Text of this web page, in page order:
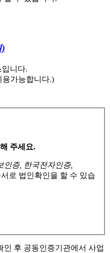
니다.
용가능합니다.)
주세요.
인증, 한국전자인증,
로 법인확인을 할 수 있습
후 공동인증기관에서 사업